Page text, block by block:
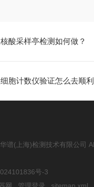
酸采样亭检测如何做？
胞计数仪验证怎么去顺
谱(上海)检测技术有限公司
号-3